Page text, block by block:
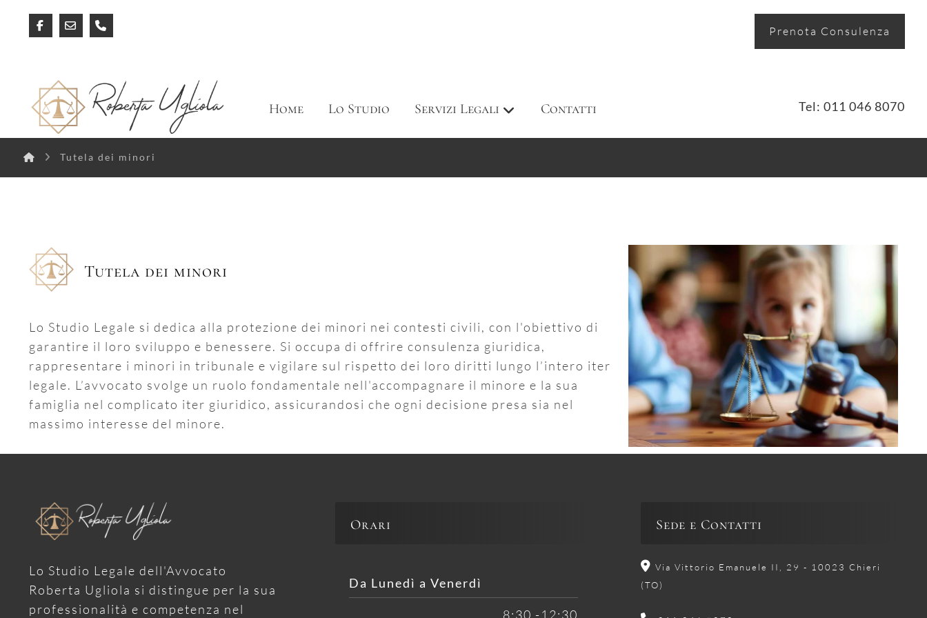
Prenota Consulenza
Home Lo Studio Servizi Legali Contatti Tel: 011 046 8070
Tutela dei minori
Tutela dei minori
Lo Studio Legale si dedica alla protezione dei minori nei contesti civili, con l'obiettivo di
garantire il loro sviluppo e benessere. Si occupa di offrire consulenza giuridica,
rappresentare i minori in tribunale e vigilare sul rispetto dei loro diritti lungo l’intero iter
legale. L’avvocato svolge un ruolo fondamentale nell'accompagnare il minore e la sua
famiglia nel complicato iter giuridico, assicurandosi che ogni decisione presa sia nel
massimo interesse del minore.
Lo Studio Legale dell'Avvocato
Roberta Ugliola si distingue per la sua
professionalità e competenza nel
Orari
Da Lunedì a Venerdì
8:30 -12:30
Sede e Contatti
Via Vittorio Emanuele II, 29 - 10023 Chieri
(TO)